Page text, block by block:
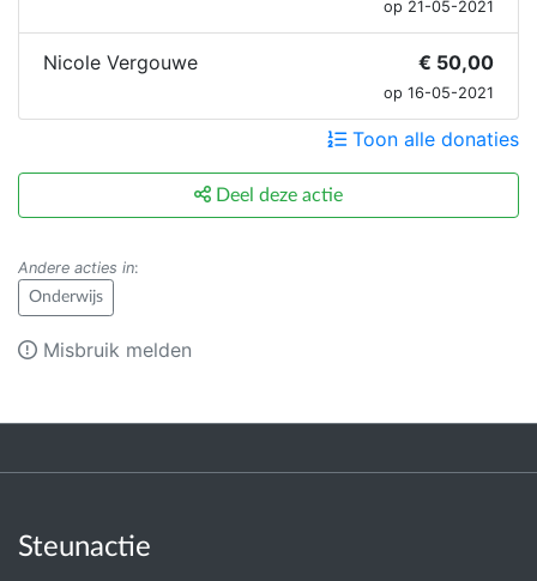
op 21-05-2021
Nicole Vergouwe € 50,00
op 16-05-2021
Toon alle donaties
Deel deze actie
Andere acties in:
Onderwijs
Misbruik melden
Steunactie